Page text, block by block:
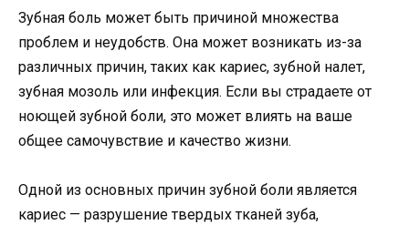
Зубная боль может быть причиной множества
проблем и неудобств. Она может возникать из-за
различных причин, таких как кариес, зубной налет,
зубная мозоль или инфекция. Если вы страдаете от
ноющей зубной боли, это может влиять на ваше
общее самочувствие и качество жизни.
Одной из основных причин зубной боли является
кариес — разрушение твердых тканей зуба,